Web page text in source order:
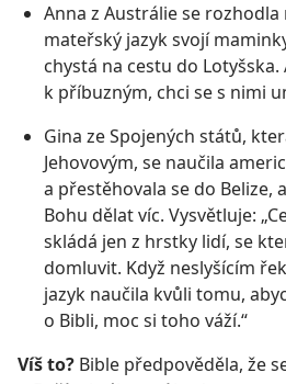
Anna z Austrálie se
mateřský jazyk svojí
chystá na cestu do
k příbuzným, chci se s nimi
Gina ze Spojených států,
Jehovovým, se naučila
a přestěhovala se do Belize,
Bohu dělat víc. Vysvětluje:
skládá jen z hrstky lidí, se
domluvit. Když neslyšícím
jazyk naučila kvůli tomu,
o Bibli, moc si toho váží.“
Víš to? Bible předpověděla, že